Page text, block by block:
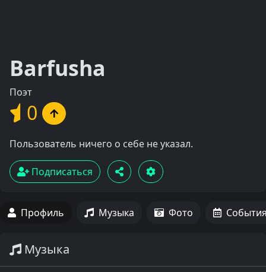
Barfusha
Поэт
0
Пользователь ничего о себе не указал.
Подписаться
Профиль Музыка Фото
Музыка